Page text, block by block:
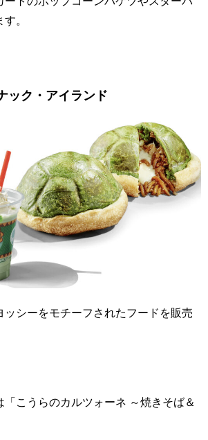
。
ック・アイランド
ッシーをモチーフされたフードを販売
「こうらのカルツォーネ ～焼きそば＆